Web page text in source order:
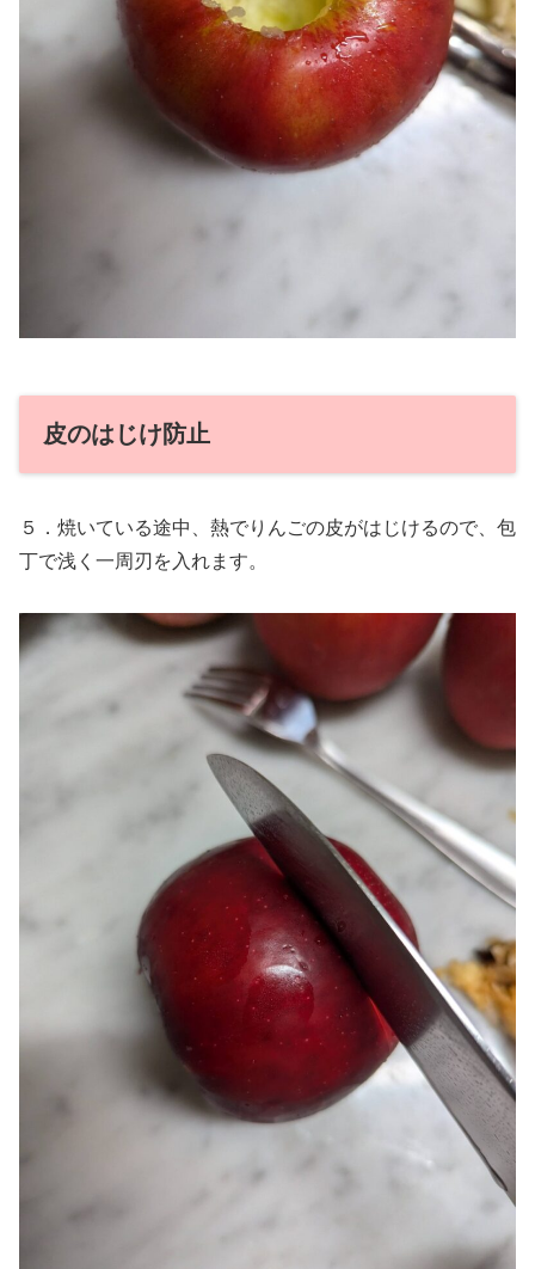
皮のはじけ防止
５．焼いている途中、熱でりんごの皮がはじけるので、包
丁で浅く一周刃を入れます。